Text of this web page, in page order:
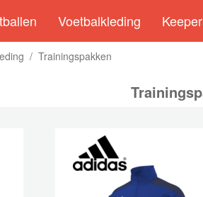
Voetbalkleding
/ Trainingspakken